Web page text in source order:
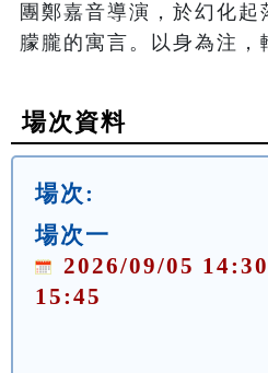
團鄭嘉音導演，於幻化
朦朧的寓言。以身為注，
場次資料
場次:
場次一
2026/09/05
15:45